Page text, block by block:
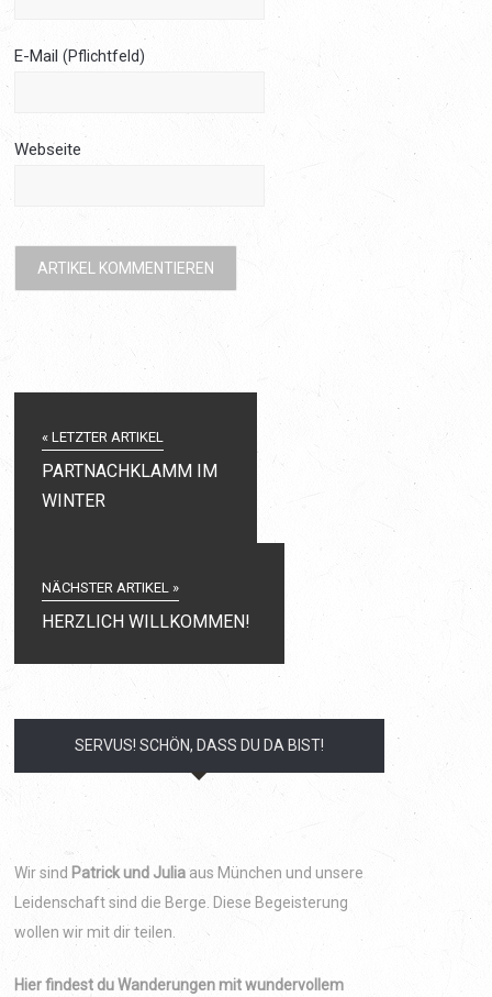
E-Mail(Pflichtfeld)
Webseite
« LETZTER ARTIKEL
PARTNACHKLAMM IM
WINTER
NÄCHSTER ARTIKEL »
HERZLICH WILLKOMMEN!
SERVUS! SCHÖN, DASS DU DA BIST!
Wir sind Patrick und Julia aus München und unsere
Leidenschaft sind die Berge. Diese Begeisterung
wollen wir mit dir teilen.
Hier findest du Wanderungen mit wundervollem